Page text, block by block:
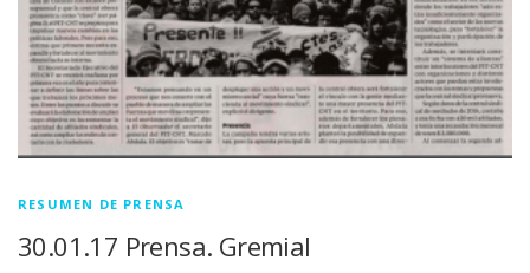
RESUMEN DE PRENSA
30.01.17 Prensa. Gremial